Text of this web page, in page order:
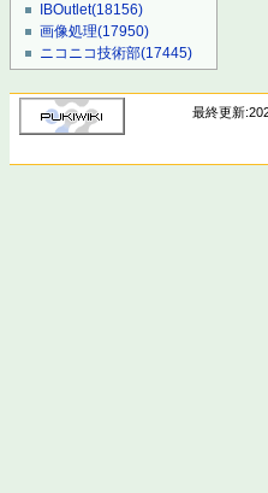
IBOutlet(18156)
画像処理(17950)
ニコニコ技術部(17445)
最終更新